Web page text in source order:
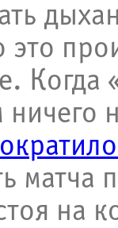
Когда
ничего
матча
на